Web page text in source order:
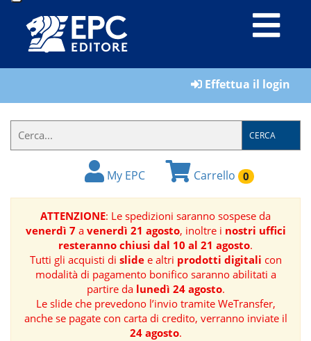
LIBRI
IL
FORMATORE
BOOK
RIVISTE
MANUALISTICA
SOFTWARE
Effettua il login
CERCA
My EPC Carrello 0
ATTENZIONE: Le spedizioni saranno sospese da
venerdì 7a venerdì 21 agosto, inoltre i nostri uffici
resteranno chiusi dal 10 al 21 agosto.
Tutti gli acquisti di slidee altri prodotti digitali con
modalità di pagamento bonifico saranno abilitati a
partire da lunedì 24 agosto.
Le slide che prevedono l’invio tramite WeTransfer,
anche se pagate con carta di credito, verranno inviate il
24 agosto.